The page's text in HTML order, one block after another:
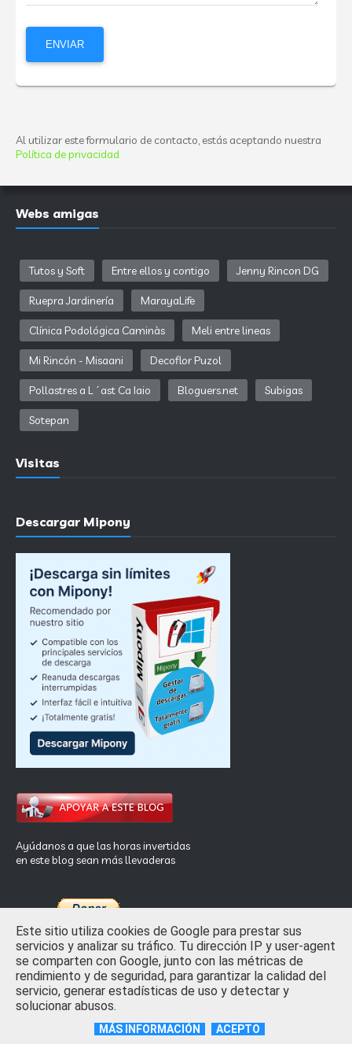
Al utilizar este formulario de contacto, estás aceptando nuestra
Política de privacidad
Webs amigas
Tutos y Soft Entre ellos y contigo Jenny Rincon DG
Ruepra Jardinería MarayaLife
Clínica Podológica Caminàs Meli entre lineas
Mi Rincón - Misaani Decoflor Puzol
Pollastres a L´ast Ca Iaio Bloguers.net Subigas
Sotepan
Visitas
Descargar Mipony
Ayúdanos a que las horas invertidas
en este blog sean más llevaderas
Inicio Privacidad y Ley de Cookies
Contactar
Crafted with
by
Templates
Este sitio utiliza cookies de Google para prestar sus
servicios y analizar su tráfico. Tu dirección IP y user-agent
se comparten con Google, junto con las métricas de
rendimiento y de seguridad, para garantizar la calidad del
servicio, generar estadísticas de uso y detectar y
solucionar abusos.
MÁS INFORMACIÓN ACEPTO